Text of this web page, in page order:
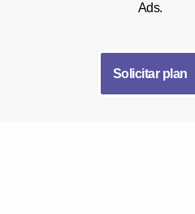
Ads.
Solicitar plan